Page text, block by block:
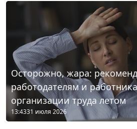
Осторожно, жара:
работодателям и
организации труда летом
13:4331 июля 2026